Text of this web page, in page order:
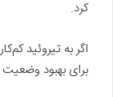
کرد.
اگر به تیروئید
برای بهبود